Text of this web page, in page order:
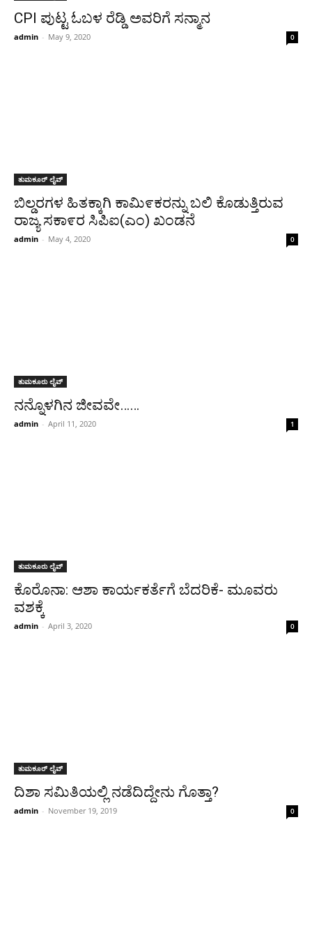
CPI ಪುಟ್ಟ ಓಬಳ ರೆಡ್ಡಿ ಅವರಿಗೆ ಸನ್ಮಾನ
admin - May 9, 2020 0
ತುಮಕೂರ್ ಲೈವ್
ಬಿಲ್ಡರಗಳ ಹಿತಕ್ಕಾಗಿ ಕಾಮಿ೯ಕರನ್ನು ಬಲಿ ಕೊಡುತ್ತಿರುವ
ರಾಜ್ಯ ಸಕಾ೯ರ ಸಿಪಿಐ(ಎಂ) ಖಂಡನೆ
admin - May 4, 2020 0
ತುಮಕೂರು ಲೈವ್
ನನ್ನೊಳಗಿನ ಜೀವವೇ……
admin - April 11, 2020 1
ತುಮಕೂರು ಲೈವ್
ಕೊರೊನಾ: ಆಶಾ ಕಾರ್ಯಕರ್ತೆಗೆ ಬೆದರಿಕೆ- ಮೂವರು
ವಶಕ್ಕೆ
admin - April 3, 2020 0
ತುಮಕೂರ್ ಲೈವ್
ದಿಶಾ ಸಮಿತಿಯಲ್ಲಿ ನಡೆದಿದ್ದೇನು ಗೊತ್ತಾ?
admin - November 19, 2019 0